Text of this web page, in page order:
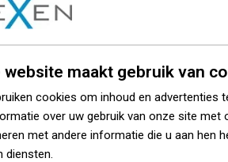
website maakt gebruik van
cookies om inhoud en advertenties
over uw gebruik van onze site met
met andere informatie die u aan hen
diensten.